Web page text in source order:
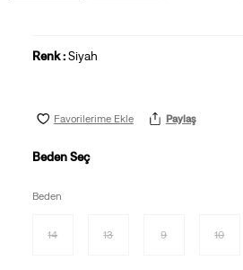
Renk :Siyah
Favorilerime Ekle Paylaş
Beden Seç
Beden
14 13 9 10